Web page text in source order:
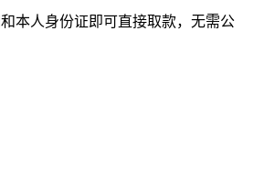
本人身份证即可直接取款，无需公